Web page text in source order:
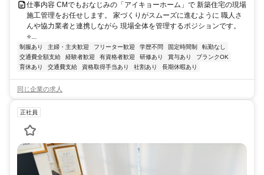
仕事内容 CMでもおなじみの「アイキョーホーム」で 新築住宅の現場
施工管理をお任せします。 家づくりがスムーズに進むように 職人さ
んや協力業者と連携しながら 現場全体を管理するポジションです。
⭐...
制服あり 主婦・主夫歓迎 フリーター歓迎 学歴不問 固定時間制
転勤なし
交通費全額支給
経験者歓迎 有資格者歓迎 研修あり 賞与あり
ブランクOK
育休あり
交通費支給 資格取得手当あり 社割あり 長期休暇あり
同じ企業の求人
正社員